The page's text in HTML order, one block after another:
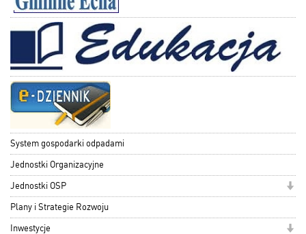
System gospodarki odpadami
Jednostki Organizacyjne
Jednostki OSP
Plany i Strategie Rozwoju
Inwestycje